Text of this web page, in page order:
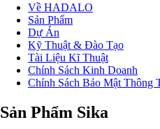
Về HADALO
Sản Phẩm
Dự Án
Kỹ Thuật & Đào Tạo
Tài Liệu Kĩ Thuật
Chính Sách Kinh Doanh
Chính Sách Bảo Mật Thông
Sản Phẩm Sika